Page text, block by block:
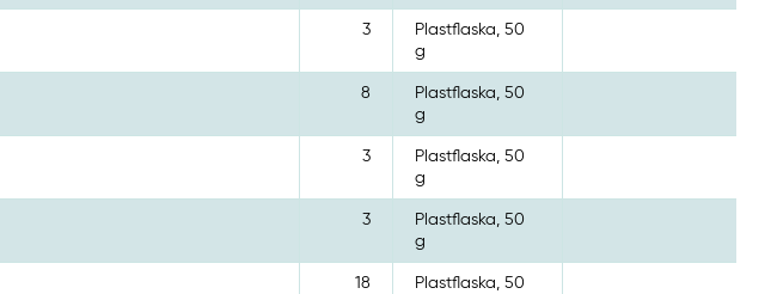
3
Plastflaska, 50
g
8
Plastflaska, 50
g
3
Plastflaska, 50
g
3
Plastflaska, 50
g
18
Plastflaska, 50